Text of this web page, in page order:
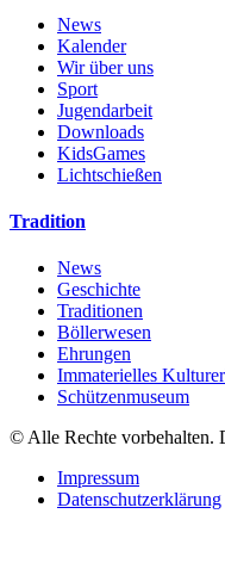
News
Kalender
Wir über uns
Sport
Jugendarbeit
Downloads
KidsGames
Lichtschießen
Tradition
News
Geschichte
Traditionen
Böllerwesen
Ehrungen
Immaterielles
Schützenmuseum
© Alle Rechte vorbehalten.
Impressum
Datenschutzerklärung